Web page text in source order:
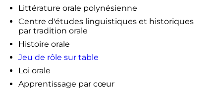
Littérature orale polynésienne
Centre d'études linguistiques et historiques
par tradition orale
Histoire orale
Jeu de rôle sur table
Loi orale
Apprentissage par cœur